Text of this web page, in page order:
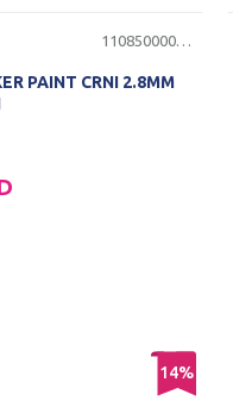
1108500000072
PAINT CRNI 2.8MM
14%